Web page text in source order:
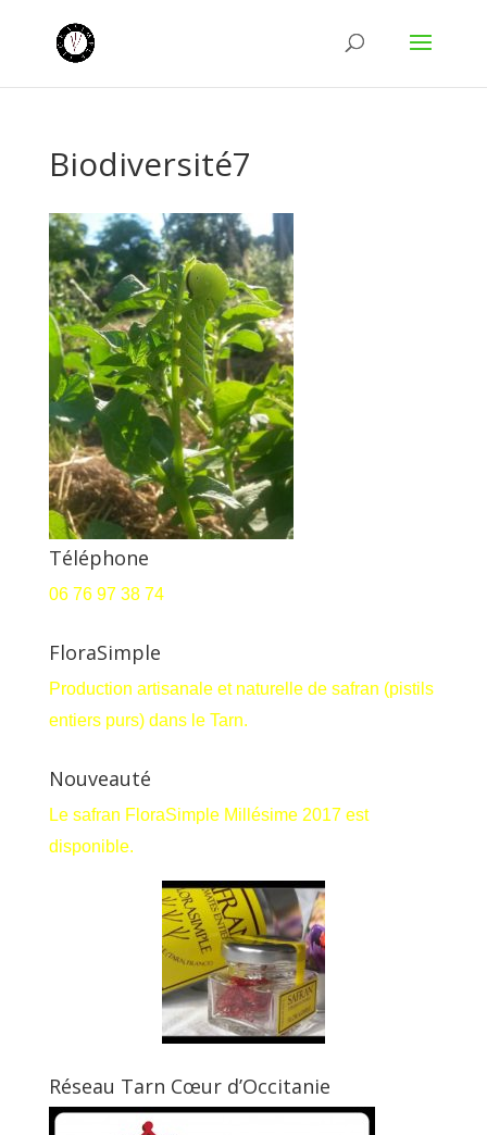
Biodiversité7
Téléphone
06 76 97 38 74
FloraSimple
Production artisanale et naturelle de safran (pistils
entiers purs) dans le Tarn.
Nouveauté
Le safran FloraSimple Millésime 2017 est
disponible.
Réseau Tarn Cœur d’Occitanie